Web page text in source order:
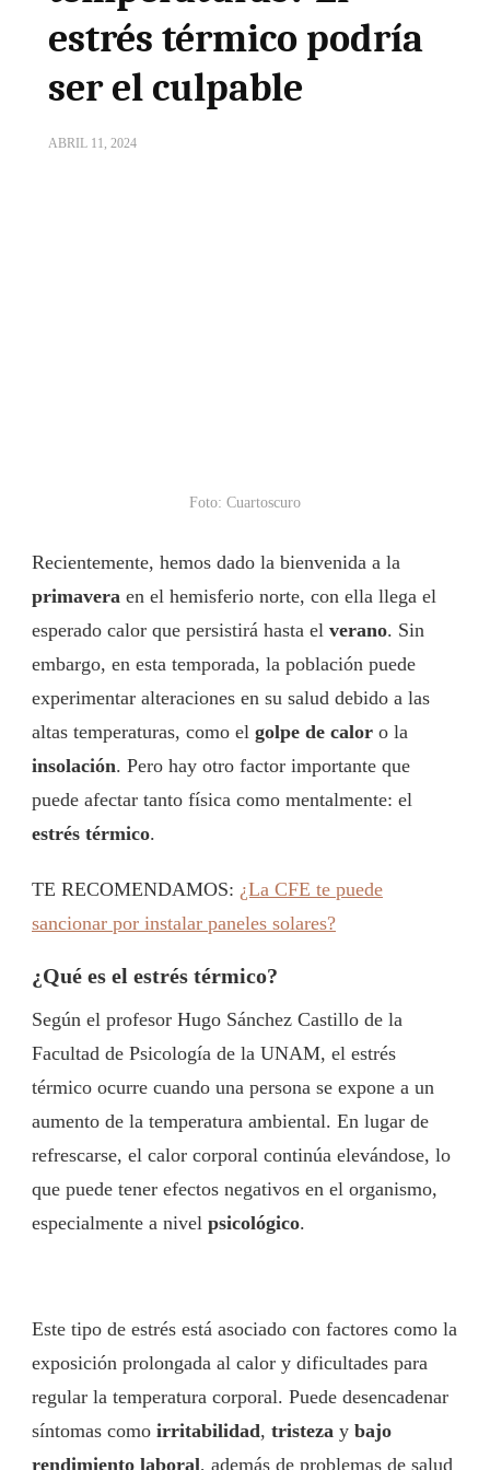
estrés térmico podría
ser el culpable
ABRIL 11, 2024
Foto: Cuartoscuro
Recientemente, hemos dado la bienvenida a la
primavera en el hemisferio norte, con ella llega el
esperado calor que persistirá hasta el verano. Sin
embargo, en esta temporada, la población puede
experimentar alteraciones en su salud debido a las
altas temperaturas, como el golpe de calor o la
insolación. Pero hay otro factor importante que
puede afectar tanto física como mentalmente: el
estrés térmico.
TE RECOMENDAMOS: ¿La CFE te puede
sancionar por instalar paneles solares?
¿Qué es el estrés térmico?
Según el profesor Hugo Sánchez Castillo de la
Facultad de Psicología de la UNAM, el estrés
térmico ocurre cuando una persona se expone a un
aumento de la temperatura ambiental. En lugar de
refrescarse, el calor corporal continúa elevándose, lo
que puede tener efectos negativos en el organismo,
especialmente a nivel psicológico.
Este tipo de estrés está asociado con factores como la
exposición prolongada al calor y dificultades para
regular la temperatura corporal. Puede desencadenar
síntomas como irritabilidad, tristeza y bajo
rendimiento laboral, además de problemas de salud